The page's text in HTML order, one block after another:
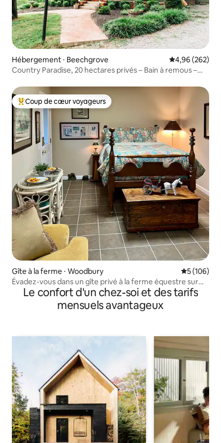
Hébergement ⋅ Beechgrove Évaluation
4,96 (262)
Country Paradise, 20 hectares privés – Bain à remous –
Coups de cœur voyageurs les plus appréciés
Coup de cœur voyageurs
Gîte à la ferme ⋅ Woodbury Évaluation
5 (106)
Évadez-vous dans un gîte privé à la ferme équestre sur
122 acres
Le confort d'un chez-soi et des tarifs
mensuels avantageux